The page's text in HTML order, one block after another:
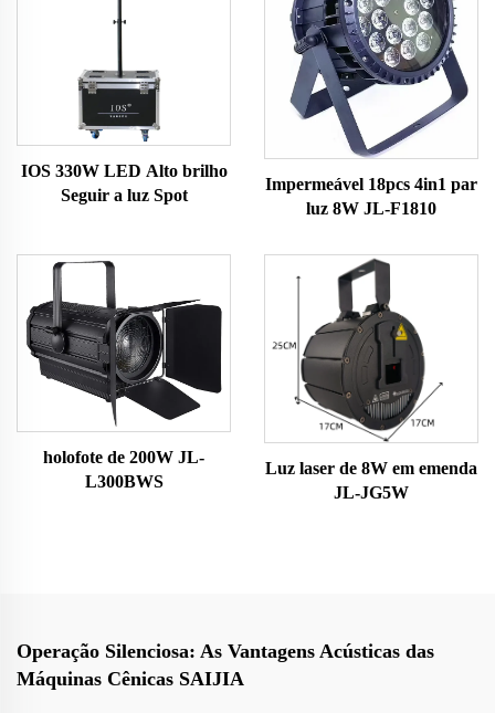
IOS 330W LED Alto brilho
Seguir a luz Spot
Impermeável 18pcs 4in1 par
luz 8W JL-F1810
holofote de 200W JL-
L300BWS
Luz laser de 8W em emenda
JL-JG5W
Operação Silenciosa: As Vantagens Acústicas das
Máquinas Cênicas SAIJIA